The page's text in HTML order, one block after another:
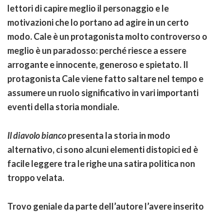
lettori di capire meglio il personaggio e le
motivazioni che lo portano ad agire in un certo
modo. Cale è un protagonista molto controverso o
meglio è un paradosso: perché riesce a essere
arrogante e innocente, generoso e spietato. Il
protagonista Cale viene fatto saltare nel tempo e
assumere un ruolo significativo in vari importanti
eventi della storia mondiale.
Il diavolo biancopresenta la storia in modo
alternativo, ci sono alcuni elementi distopici ed è
facile leggere tra le righe una satira politica non
troppo velata.
Trovo geniale da parte dell’autore l’avere inserito